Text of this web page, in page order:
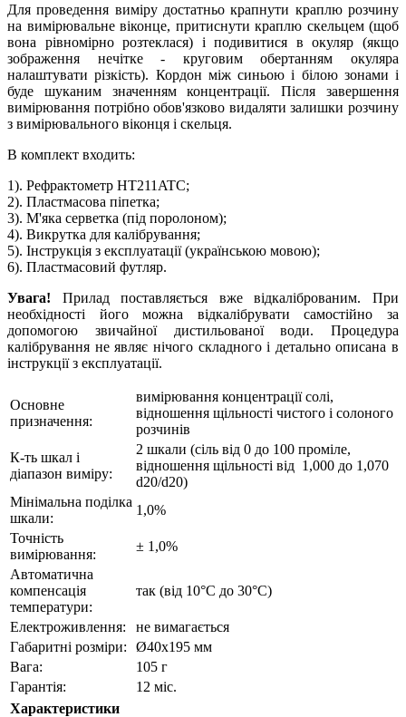
Для проведення виміру достатньо крапнути краплю розчину
на вимірювальне віконце, притиснути краплю скельцем (щоб
вона рівномірно розтеклася) і подивитися в окуляр (якщо
зображення нечітке - круговим обертанням окуляра
налаштувати різкість). Кордон між синьою і білою зонами і
буде шуканим значенням концентрації. Після завершення
вимірювання потрібно обов'язково видаляти залишки розчину
з вимірювального віконця і скельця.
В комплект входить:
1). Рефрактометр HT211ATC;
2). Пластмасова піпетка;
3). М'яка серветка (під поролоном);
4). Викрутка для калібрування;
5). Інструкція з експлуатації (українською мовою);
6). Пластмасовий футляр.
Увага!
Прилад поставляється вже відкаліброваним. При
необхідності його можна відкалібрувати самостійно за
допомогою звичайної дистильованої води. Процедура
калібрування не являє нічого складного і детально описана в
інструкції з експлуатації.
Основне
призначення:
вимірювання концентрації солі,
відношення щільності чистого і солоного
розчинів
К-ть шкал і
діапазон виміру:
2 шкали (сіль від 0 до 100 проміле,
відношення щільності від 1,000 до 1,070
d20/d20)
Мінімальна поділка
шкали:
1,0%
Точність
вимірювання:
± 1,0%
Автоматична
компенсація
температури:
так (від 10°С до 30°С)
Електроживлення:
не вимагається
Габаритні розміри:
Ø40x195 мм
Вага:
105 г
Гарантія:
12 міс.
Характеристики